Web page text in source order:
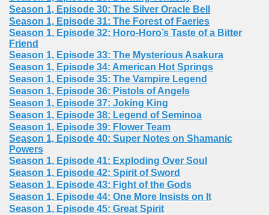
Season 1, Episode 30: The Silver Oracle Bell
Season 1, Episode 31: The Forest of Faeries
Season 1, Episode 32: Horo-Horo’s Taste of a Bitter
Friend
Season 1, Episode 33: The Mysterious Asakura
Season 1, Episode 34: American Hot Springs
Season 1, Episode 35: The Vampire Legend
Season 1, Episode 36: Pistols of Angels
Season 1, Episode 37: Joking King
Season 1, Episode 38: Legend of Seminoa
Season 1, Episode 39: Flower Team
Season 1, Episode 40: Super Notes on Shamanic
Powers
Season 1, Episode 41: Exploding Over Soul
Season 1, Episode 42: Spirit of Sword
Season 1, Episode 43: Fight of the Gods
Season 1, Episode 44: One More Insists on It
Season 1, Episode 45: Great Spirit